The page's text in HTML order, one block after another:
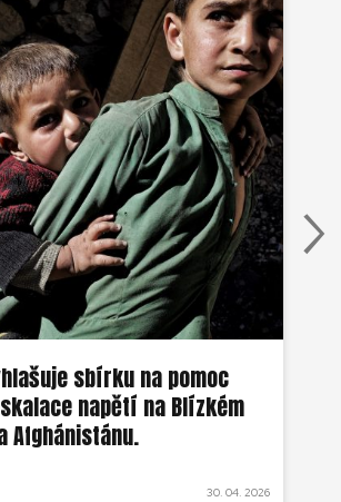
sbírku na pomoc
napětí na Blízkém
Afghánistánu.
30. 04. 2026